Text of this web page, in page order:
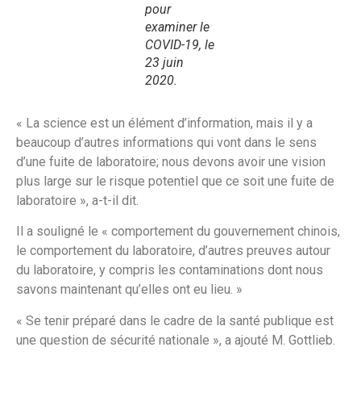
pour
examiner le
COVID-19, le
23 juin
2020.
« La science est un élément d’information, mais il y a
beaucoup d’autres informations qui vont dans le sens
d’une fuite de laboratoire; nous devons avoir une vision
plus large sur le risque potentiel que ce soit une fuite de
laboratoire », a-t-il dit.
Il a souligné le « comportement du gouvernement chinois,
le comportement du laboratoire, d’autres preuves autour
du laboratoire, y compris les contaminations dont nous
savons maintenant qu’elles ont eu lieu. »
« Se tenir préparé dans le cadre de la santé publique est
une question de sécurité nationale », a ajouté M. Gottlieb.